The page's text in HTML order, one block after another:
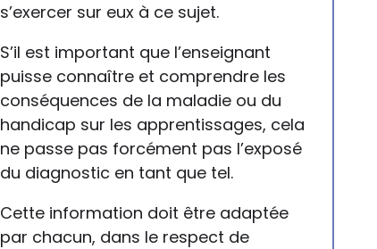
s’exercer sur eux à ce sujet.
S’il est important que l’enseignant
puisse connaître et comprendre les
conséquences de la maladie ou du
handicap sur les apprentissages, cela
ne passe pas forcément pas l’exposé
du diagnostic en tant que tel.
Cette information doit être adaptée
par chacun, dans le respect de